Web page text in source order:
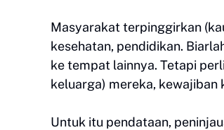
Masyarakat terpinggirkan
kesehatan, pendidikan.
ke tempat lainnya. Tetapi
keluarga) mereka, kewajiban
Untuk itu pendataan,